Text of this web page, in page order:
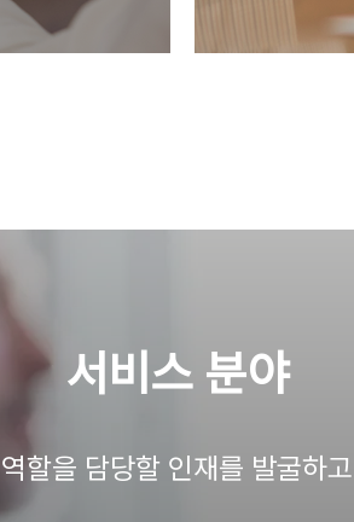
​서비스 분야
할을 담당할 인재를 발굴하